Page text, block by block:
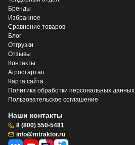
Бренды
Избранное
Сравнение товаров
Блог
Отгрузки
Отзывы
Контакты
Агростартап
Карта сайта
Политика обработки персональных данных
Пользовательское соглашение
Наши контакты
8 (800) 550-5481
info@mtraktor.ru